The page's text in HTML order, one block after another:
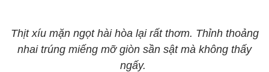
Thịt xíu mặn ngọt hài hòa lại rất thơm. Thỉnh thoảng
nhai trúng miếng mỡ giòn sần sật mà không thấy
ngấy.